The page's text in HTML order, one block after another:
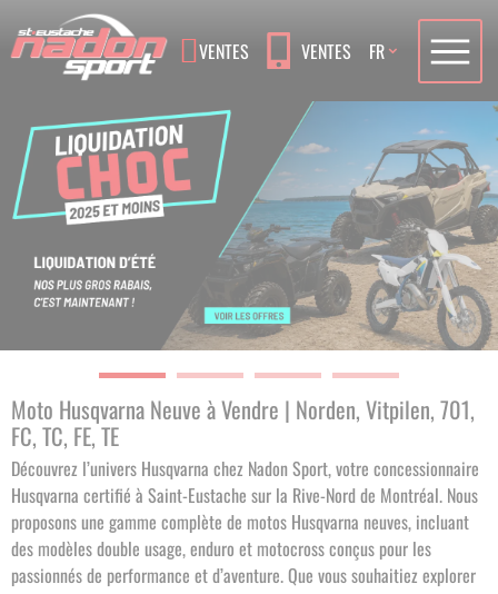
VENTES VENTES Language
FR
Moto Husqvarna Neuve à Vendre | Norden, Vitpilen, 701,
FC, TC, FE, TE
Découvrez l’univers Husqvarna chez Nadon Sport, votre concessionnaire
Husqvarna certifié à Saint-Eustache sur la Rive-Nord de Montréal. Nous
proposons une gamme complète de motos Husqvarna neuves, incluant
des modèles double usage, enduro et motocross conçus pour les
passionnés de performance et d’aventure. Que vous souhaitiez explorer